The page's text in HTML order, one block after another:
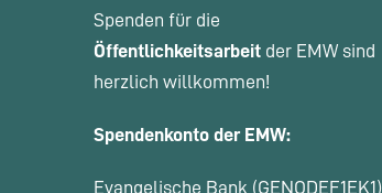
Spenden für die
Öffentlichkeitsarbeit der EMW sind
herzlich willkommen!
Spendenkonto der EMW:
Evangelische Bank (GENODEF1EK1)